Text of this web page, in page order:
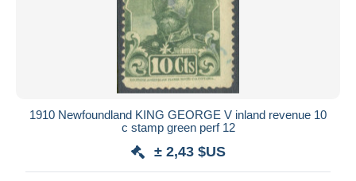
1910 Newfoundland KING GEORGE V inland revenue 10
c stamp green perf 12
± 2,43 $US